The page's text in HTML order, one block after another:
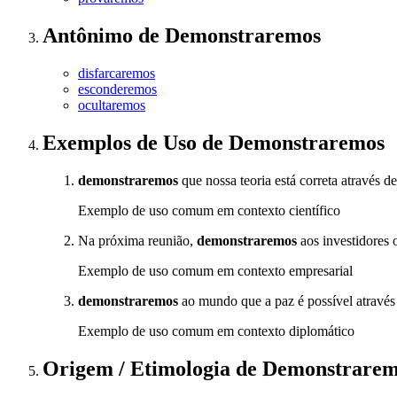
Antônimo de Demonstraremos
disfarcaremos
esconderemos
ocultaremos
Exemplos de Uso de Demonstraremos
demonstraremos que nossa teoria está correta através
Exemplo de uso comum em contexto científico
Na próxima reunião, demonstraremos aos investidores
Exemplo de uso comum em contexto empresarial
demonstraremos ao mundo que a paz é possível
Exemplo de uso comum em contexto diplomático
Origem / Etimologia de